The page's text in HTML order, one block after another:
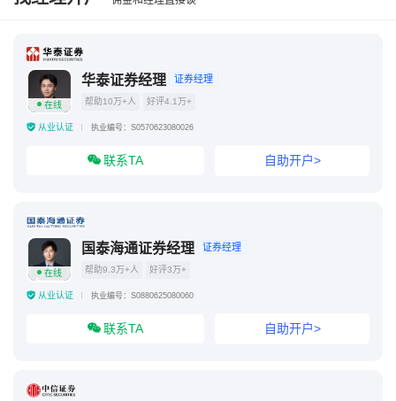
方正证券app官方下载
在线
华泰证券经理 证券经理
帮助10万+人 好评4.1万+
从业认证 执业编号：S0570623080026
联系TA 自助开户>
在线
国泰海通证券经理 证券经理
帮助9.3万+人 好评3万+
从业认证 执业编号：S0880625080060
联系TA 自助开户>